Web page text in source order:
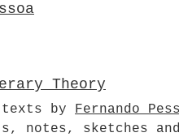
Theory
by Fernando
notes, sketches